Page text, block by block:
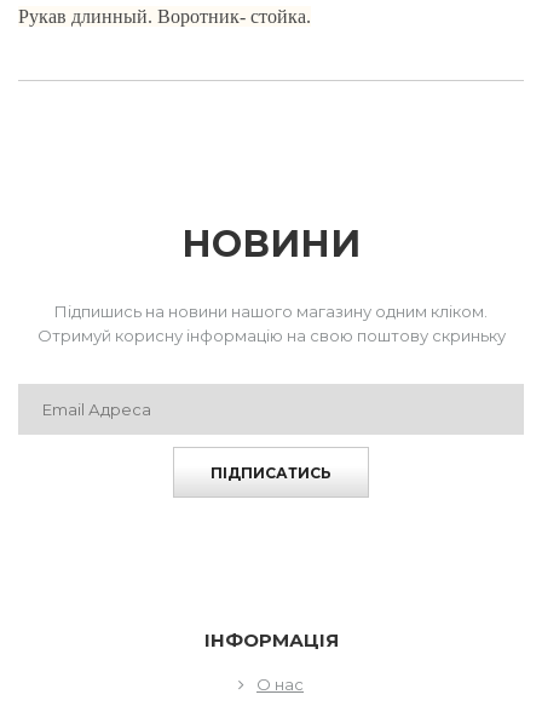
Рукав длинный. Воротник- стойка.
НОВИНИ
Підпишись на новини нашого магазину одним кліком.
Отримуй корисну інформацію на свою поштову скриньку
ПІДПИСАТИСЬ
ІНФОРМАЦІЯ
О нас